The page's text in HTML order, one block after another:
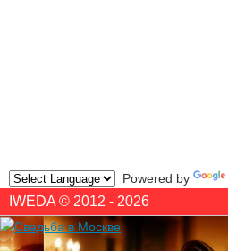
Powered by
IWEDA © 2012 - 2026